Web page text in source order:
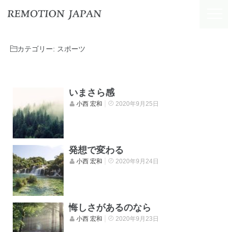
カテゴリー: スポーツ
いまさら感
小西 宏和 2020年9月25日
発想で変わる
小西 宏和 2020年9月24日
悔しさがあるのなら
小西 宏和 2020年9月23日